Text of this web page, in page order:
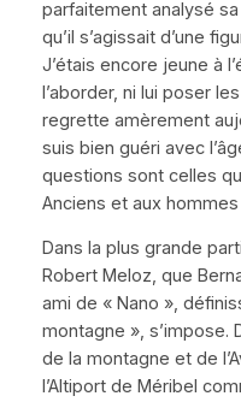
parfaitement analysé
qu’il s’agissait d’une
J’étais encore jeune à
l’aborder, ni lui poser
regrette amèrement
suis bien guéri avec
questions sont celles
Anciens et aux
Dans la plus grande
Robert Meloz, que
ami de « Nano »,
montagne », s’impose.
de la montagne et de
l’Altiport de Méribel